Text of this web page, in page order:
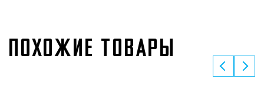
ПОХОЖИЕ ТОВАРЫ